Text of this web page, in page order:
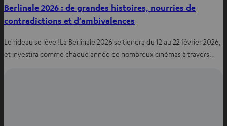
Berlinale 2026 : de grandes histoires, nourries de
contradictions et d’ambivalences
Le rideau se lève !La Berlinale 2026 se tiendra du 12 au 22 février 2026,
et investira comme chaque année de nombreux cinémas à travers…